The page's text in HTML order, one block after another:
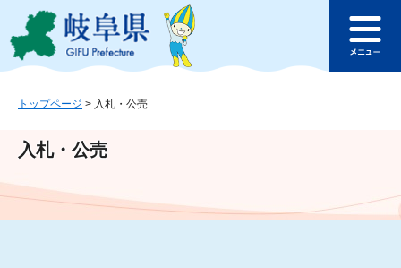
ジ
ュ
文
このページの本文へ
ュ
トップページ > 入札・公売
入札・公売